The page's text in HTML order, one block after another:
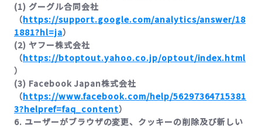
(1) グーグル合同会社
（https://support.google.com/analytics/answer/18
1881?hl=ja）
(2) ヤフー株式会社
（https://btoptout.yahoo.co.jp/optout/index.html
）
(3) Facebook Japan株式会社
（https://www.facebook.com/help/56297364715381
3?helpref=faq_content）
6. ユーザーがブラウザの変更、クッキーの削除及び新しい